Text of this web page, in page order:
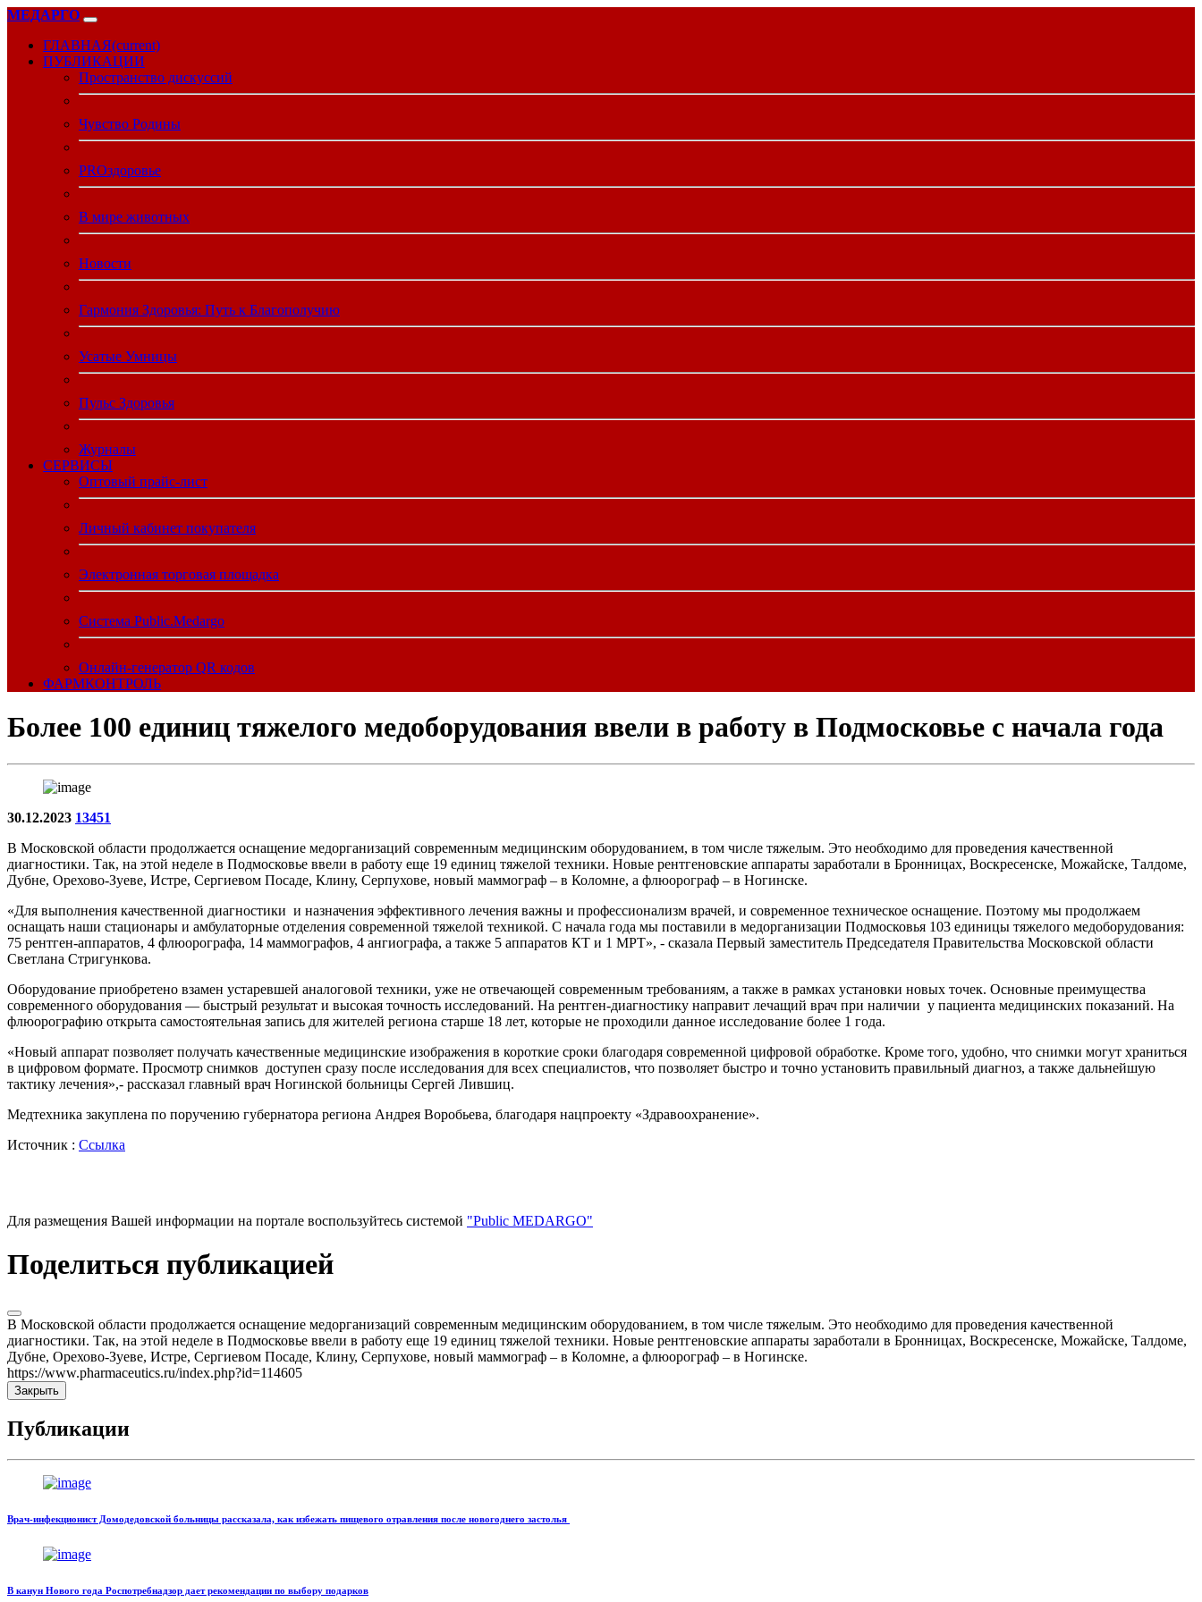
МЕДАРГО
ГЛАВНАЯ(current)
ПУБЛИКАЦИИ
Пространство дискуссий
Чувство Родины
PROздоровье
В мире животных
Новости
Гармония Здоровья: Путь к Благополучию
Усатые Умницы
Пульс Здоровья
Журналы
CЕРВИСЫ
Оптовый прайс-лист
Личный кабинет покупателя
Электронная торговая площадка
Система Public.Medargo
Онлайн-генератор QR кодов
ФАРМКОНТРОЛЬ
Более 100 единиц тяжелого медоборудования ввели в работу в Подмосковье с начала года
30.12.2023 13451
В Московской области продолжается оснащение медорганизаций современным медицинским оборудованием, в том числе тяжелым. Это необходимо для проведения качественной
диагностики. Так, на этой неделе в Подмосковье ввели в работу еще 19 единиц тяжелой техники. Новые рентгеновские аппараты заработали в Бронницах, Воскресенске, Можайске, Талдоме,
Дубне, Орехово-Зуеве, Истре, Сергиевом Посаде, Клину, Серпухове, новый маммограф – в Коломне, а флюорограф – в Ногинске.
«Для выполнения качественной диагностики и назначения эффективного лечения важны и профессионализм врачей, и современное техническое оснащение. Поэтому мы продолжаем
оснащать наши стационары и амбулаторные отделения современной тяжелой техникой. С начала года мы поставили в медорганизации Подмосковья 103 единицы тяжелого медоборудования:
75 рентген-аппаратов, 4 флюорографа, 14 маммографов, 4 ангиографа, а также 5 аппаратов КТ и 1 МРТ», - сказала Первый заместитель Председателя Правительства Московской области
Светлана Стригункова.
Оборудование приобретено взамен устаревшей аналоговой техники, уже не отвечающей современным требованиям, а также в рамках установки новых точек. Основные преимущества
современного оборудования — быстрый результат и высокая точность исследований. На рентген-диагностику направит лечащий врач при наличии у пациента медицинских показаний. На
флюорографию открыта самостоятельная запись для жителей региона старше 18 лет, которые не проходили данное исследование более 1 года.
«Новый аппарат позволяет получать качественные медицинские изображения в короткие сроки благодаря современной цифровой обработке. Кроме того, удобно, что снимки могут храниться
в цифровом формате. Просмотр снимков доступен сразу после исследования для всех специалистов, что позволяет быстро и точно установить правильный диагноз, а также дальнейшую
тактику лечения»,- рассказал главный врач Ногинской больницы Сергей Лившиц.
Медтехника закуплена по поручению губернатора региона Андрея Воробьева, благодаря нацпроекту «Здравоохранение».
Источник : Ссылка
Для размещения Вашей информации на портале воспользуйтесь системой "Public MEDARGO"
Поделиться публикацией
В Московской области продолжается оснащение медорганизаций современным медицинским оборудованием, в том числе тяжелым. Это необходимо для проведения качественной
диагностики. Так, на этой неделе в Подмосковье ввели в работу еще 19 единиц тяжелой техники. Новые рентгеновские аппараты заработали в Бронницах, Воскресенске, Можайске, Талдоме,
Дубне, Орехово-Зуеве, Истре, Сергиевом Посаде, Клину, Серпухове, новый маммограф – в Коломне, а флюорограф – в Ногинске.
https://www.pharmaceutics.ru/index.php?id=114605
Закрыть
Публикации
Врач-инфекционист Домодедовской больницы рассказала, как избежать пищевого отравления после новогоднего застолья
В канун Нового года Роспотребнадзор дает рекомендации по выбору подарков